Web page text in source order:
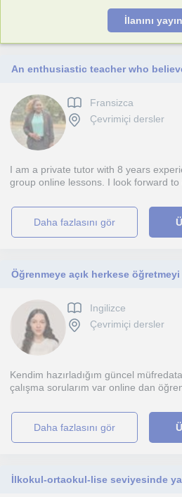
İlanını
Fransizca
Çevrimiçi dersler
I am a private tutor with 8 years
group online lessons. I look forward to
daha fazlasını gör
Ingilizce
Çevrimiçi dersler
Kendim hazırladığım güncel
çalışma sorularım var online dan
daha fazlasını gör